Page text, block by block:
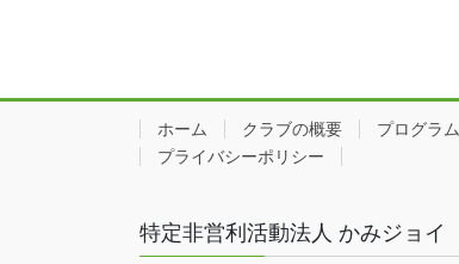
ホーム クラブの概要 プログラム
プライバシーポリシー
特定非営利活動法人 かみジョイ